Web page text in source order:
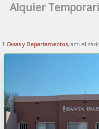
Alquier
1 Casas y Departamentos,